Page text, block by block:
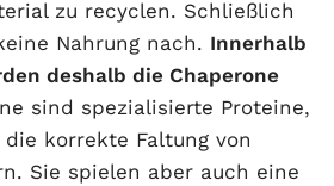
zu recyclen. Schließlich
Nahrung nach. Innerhalb
deshalb die Chaperone
sind spezialisierte Proteine,
korrekte Faltung von
Sie spielen aber auch eine